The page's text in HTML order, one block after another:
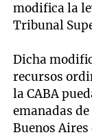
modifica la
Tribunal
Dicha
recursos
la CABA
emanadas
Buenos